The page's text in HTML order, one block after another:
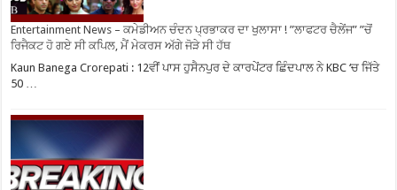
Entertainment News – ਕਮੇਡੀਅਨ ਚੰਦਨ ਪ੍ਰਭਾਕਰ ਦਾ ਖੁਲਾਸਾ ! ”ਲਾਫਟਰ ਚੈਲੇਂਜ” ”ਚੋਂ
ਰਿਜੈਕਟ ਹੋ ਗਏ ਸੀ ਕਪਿਲ, ਮੈਂ ਮੇਕਰਸ ਅੱਗੇ ਜੋੜੇ ਸੀ ਹੱਥ
Kaun Banega Crorepati : 12ਵੀਂ ਪਾਸ ਹੁਸੈਨਪੁਰ ਦੇ ਕਾਰਪੇਂਟਰ ਛਿੰਦਪਾਲ ਨੇ KBC ‘ਚ ਜਿੱਤੇ
50 …